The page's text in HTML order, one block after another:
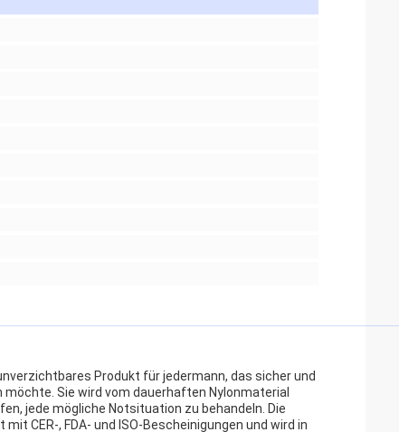
Produkt für jedermann, das sicher und
Sie wird vom dauerhaften Nylonmaterial
jede mögliche Notsituation zu behandeln. Die
CER-, FDA- und ISO-Bescheinigungen und wird in